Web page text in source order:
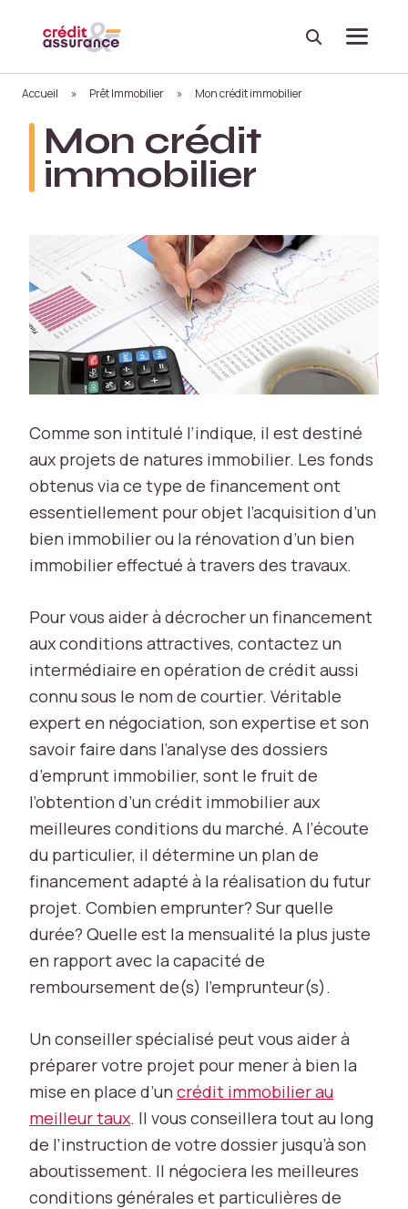
Recherche
Menu
Accueil » Prêt Immobilier » Mon crédit immobilier
Mon crédit
immobilier
Comme son intitulé l’indique, il est destiné
aux projets de natures immobilier. Les fonds
obtenus via ce type de financement ont
essentiellement pour objet l’acquisition d’un
bien immobilier ou la rénovation d’un bien
immobilier effectué à travers des travaux.
Pour vous aider à décrocher un financement
aux conditions attractives, contactez un
intermédiaire en opération de crédit aussi
connu sous le nom de courtier. Véritable
expert en négociation, son expertise et son
savoir faire dans l’analyse des dossiers
d’emprunt immobilier, sont le fruit de
l’obtention d’un crédit immobilier aux
meilleures conditions du marché. A l’écoute
du particulier, il détermine un plan de
financement adapté à la réalisation du futur
projet. Combien emprunter? Sur quelle
durée? Quelle est la mensualité la plus juste
en rapport avec la capacité de
remboursement de(s) l’emprunteur(s).
Un conseiller spécialisé peut vous aider à
préparer votre projet pour mener à bien la
mise en place d’un crédit immobilier au
meilleur taux. Il vous conseillera tout au long
de l’instruction de votre dossier jusqu’à son
aboutissement. Il négociera les meilleures
conditions générales et particulières de
N
é
c
s
s
ai
r
e
e
s
c
o
ki
e
n
é
c
s
s
r
e
s
s
n
t
c
r